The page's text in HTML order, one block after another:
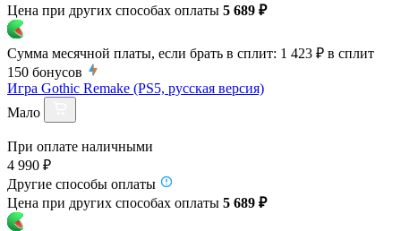
Цена при других способах оплаты 5 689 ₽
Сумма месячной платы, если брать в сплит: 1 423 ₽ в сплит
150 бонусов
Игра Gothic Remake (PS5, русская версия)
Мало
При оплате наличными
4 990 ₽
Другие способы оплаты
Цена при других способах оплаты 5 689 ₽